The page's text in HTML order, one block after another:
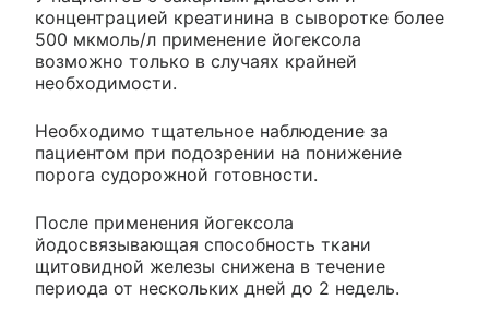
концентрацией креатинина в сыворотке более
500 мкмоль/л применение йогексола
возможно только в случаях крайней
необходимости.
Необходимо тщательное наблюдение за
пациентом при подозрении на понижение
порога судорожной готовности.
После применения йогексола
йодосвязывающая способность ткани
щитовидной железы снижена в течение
периода от нескольких дней до 2 недель.